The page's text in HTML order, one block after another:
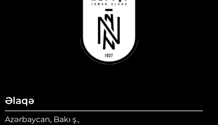
Əlaqə
Azərbaycan, Bakı ş.,